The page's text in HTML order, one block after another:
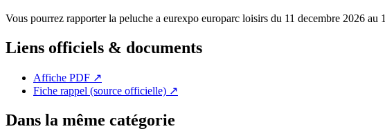
Vous pourrez rapporter la peluche a eurexpo europarc loisirs du 11 decembre 2026 au
Liens officiels & documents
Affiche PDF ↗
Fiche rappel (source officielle) ↗
Dans la même catégorie